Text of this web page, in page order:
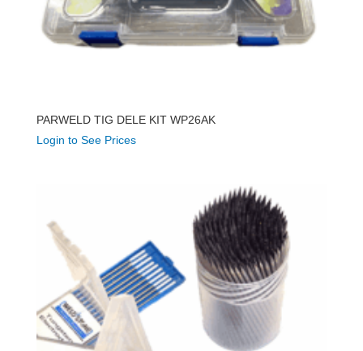
PARWELD TIG DELE KIT WP26AK
Login to See Prices